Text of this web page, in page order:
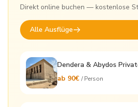
Direkt online buchen — kostenlose
Alle Ausflüge
Dendera & Abydos
ab 90€ / Person